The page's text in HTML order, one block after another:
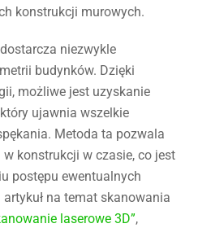
konstrukcji murowych.
niezwykle
budynków. Dzięki
możliwe jest uzyskanie
ujawnia wszelkie
Metoda ta pozwala
konstrukcji w czasie, co jest
postępu ewentualnych
na temat skanowania
laserowe 3D”,